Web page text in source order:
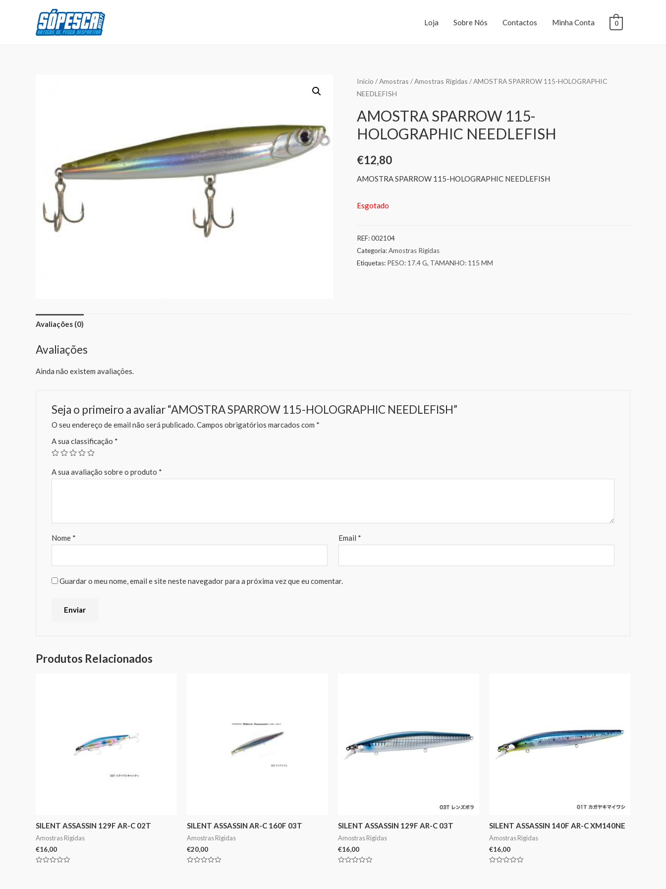
Loja Sobre Nós Contactos Minha Conta 0
Início /Amostras /Amostras Rigidas / AMOSTRA SPARROW 115-HOLOGRAPHIC
NEEDLEFISH
AMOSTRA SPARROW 115-
HOLOGRAPHIC NEEDLEFISH
€12,80
AMOSTRA SPARROW 115-HOLOGRAPHIC NEEDLEFISH
Esgotado
REF:002104
Categoria:Amostras Rigidas
Etiquetas: PESO: 17.4 G, TAMANHO: 115 MM
Avaliações (0)
Avaliações
Ainda não existem avaliações.
Seja o primeiro a avaliar “AMOSTRA SPARROW 115-HOLOGRAPHIC NEEDLEFISH”
O seu endereço de email não será publicado.Campos obrigatórios marcados com *
A sua classificação *
A sua avaliação sobre o produto *
Nome * Email *
Guardar o meu nome, email e site neste navegador para a próxima vez que eu comentar.
Produtos Relacionados
SILENT ASSASSIN 129F AR-C 02T
Amostras Rigidas
€16,00
SILENT ASSASSIN AR-C 160F 03T
Amostras Rigidas
€20,00
SILENT ASSASSIN 129F AR-C 03T
Amostras Rigidas
€16,00
SILENT ASSASSIN 140F AR-C XM140NE
Amostras Rigidas
€16,00